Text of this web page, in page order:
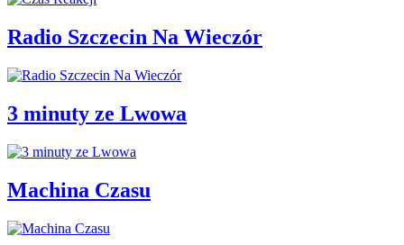
Radio Szczecin Na Wieczór
3 minuty ze Lwowa
Machina Czasu